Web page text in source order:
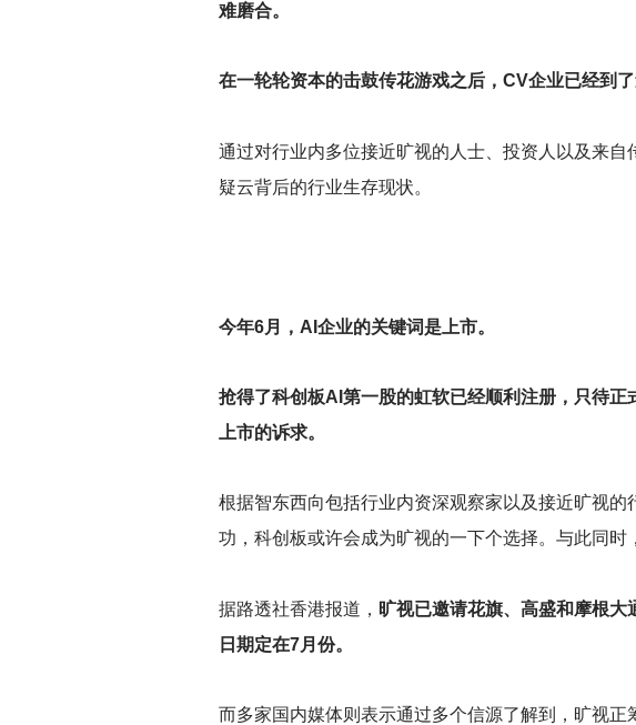
难磨合。
在一轮轮资本的击鼓传花游戏之后，CV企业已经到
通过对行业内多位接近旷视的人士、投资人以及来
疑云背后的行业生存现状。
今年6月，AI企业的关键词是上市。
抢得了科创板AI第一股的虹软已经顺利注册，只待
上市的诉求。
根据智东西向包括行业内资深观察家以及接近旷视
功，科创板或许会成为旷视的一下个选择。与此同时
据路透社香港报道， 旷视已邀请花旗、高盛和摩根大
日期定在7月份。
而多家国内媒体则表示通过多个信源了解到，旷视